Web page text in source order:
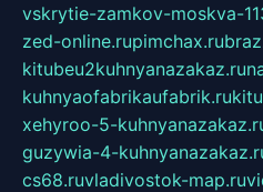
vskrytie-zamkov-moskva-
zed-online.rupimchax.ru
kitubeu2kuhnyanazakaz.ru
kuhnyaofabrikaufabrik.ru
xehyroo-5-
guzywia-4-
cs68.ruvladivostok-map.ru